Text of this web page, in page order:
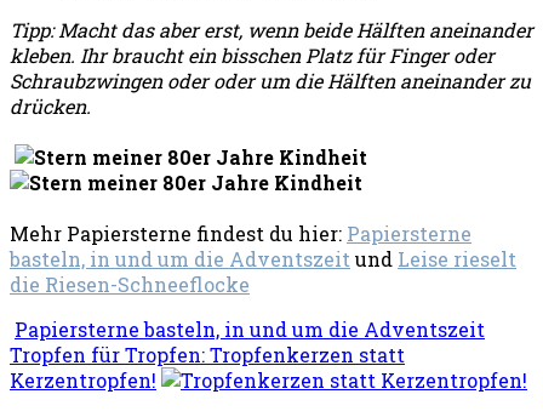
Tipp: Macht das aber erst, wenn beide Hälften aneinander
kleben. Ihr braucht ein bisschen Platz für Finger oder
Schraubzwingen oder oder um die Hälften aneinander zu
drücken.
Mehr Papiersterne findest du hier: Papiersterne
basteln, in und um die Adventszeit und Leise rieselt
die Riesen-Schneeflocke
Papiersterne basteln, in und um die Adventszeit
Tropfen für Tropfen: Tropfenkerzen statt
Kerzentropfen!